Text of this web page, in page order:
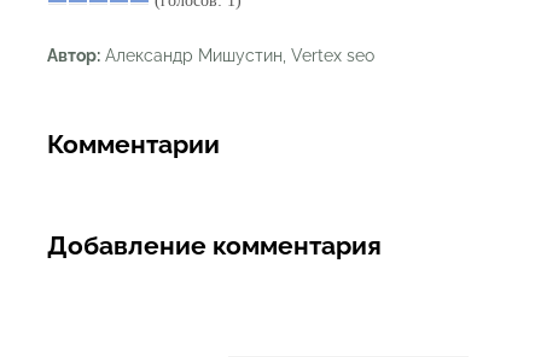
Автор: Александр Мишустин, Vertex seo
Комментарии
Добавление комментария